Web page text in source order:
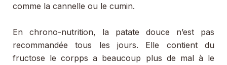
comme la cannelle ou le cumin.
En chrono-nutrition, la patate douce n’est pas
recommandée tous les jours. Elle contient du
fructose le corpps a beaucoup plus de mal à le